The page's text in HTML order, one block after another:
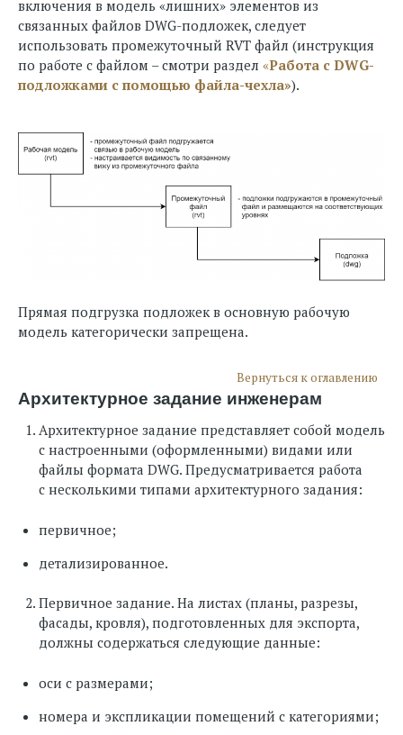
включения в модель «лишних» элементов из
связанных файлов DWG-подложек, следует
использовать промежуточный RVT файл (инструкция
по работе с файлом – смотри раздел «Работа с DWG-
подложками с помощью файла-чехла»).
Прямая подгрузка подложек в основную рабочую
модель категорически запрещена.
Вернуться к оглавлению
Архитектурное задание инженерам
Архитектурное задание представляет собой модель
с настроенными (оформленными) видами или
файлы формата DWG. Предусматривается работа
с несколькими типами архитектурного задания:
первичное;
детализированное.
Первичное задание. На листах (планы, разрезы,
фасады, кровля), подготовленных для экспорта,
должны содержаться следующие данные:
оси с размерами;
номера и экспликации помещений с категориями;